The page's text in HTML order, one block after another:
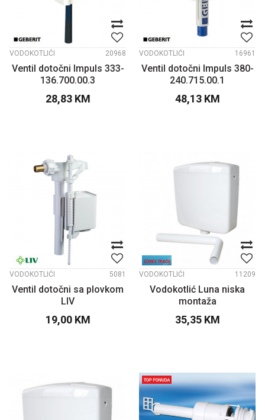
VODOKOTLIĆI 20968
Ventil dotočni Impuls 333-
136.700.00.3
28,83 KM
VODOKOTLIĆI 16961
Ventil dotočni Impuls 380-
240.715.00.1
48,13 KM
VODOKOTLIĆI 5081
Ventil dotočni sa plovkom
LIV
19,00 KM
VODOKOTLIĆI 11209
Vodokotlić Luna niska
montaža
35,35 KM